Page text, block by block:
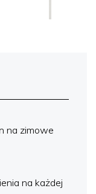
na zimowe
na każdej